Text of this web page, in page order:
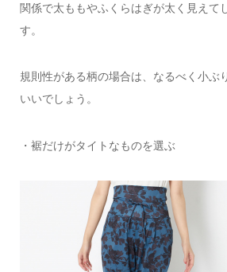
関係で太ももやふくらはぎが太く見えて
す。
規則性がある柄の場合は、なるべく小ぶ
いいでしょう。
・裾だけがタイトなものを選ぶ